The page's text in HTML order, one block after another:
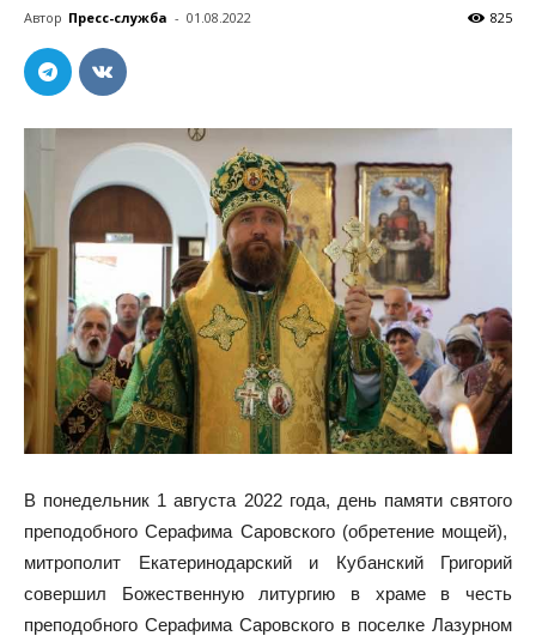
Автор Пресс-служба - 01.08.2022 825
В понедельник 1 августа 2022 года, день памяти святого
преподобного Серафима Саровского (обретение мощей),
митрополит Екатеринодарский и Кубанский Григорий
совершил Божественную литургию в храме в честь
преподобного Серафима Саровского в поселке Лазурном